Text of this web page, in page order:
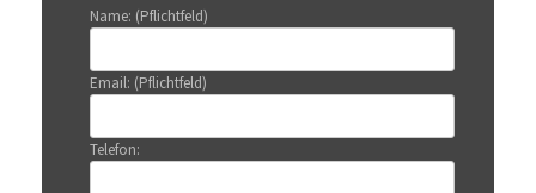
Name: (Pflichtfeld)
Email: (Pflichtfeld)
Telefon: